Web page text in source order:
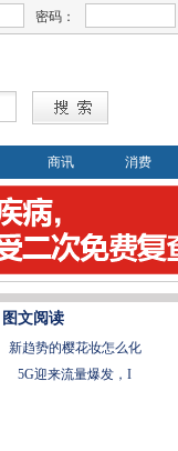
密码：
商讯 消费
图文阅读
新趋势的樱花妆怎么化
5G迎来流量爆发，I